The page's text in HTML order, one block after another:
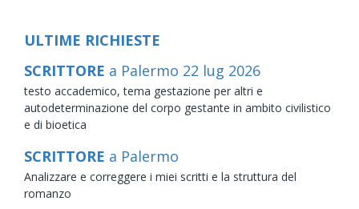
ULTIME RICHIESTE
SCRITTORE a Palermo 22 lug 2026
testo accademico, tema gestazione per altri e
autodeterminazione del corpo gestante in ambito civilistico
e di bioetica
SCRITTORE a Palermo
Analizzare e correggere i miei scritti e la struttura del
romanzo